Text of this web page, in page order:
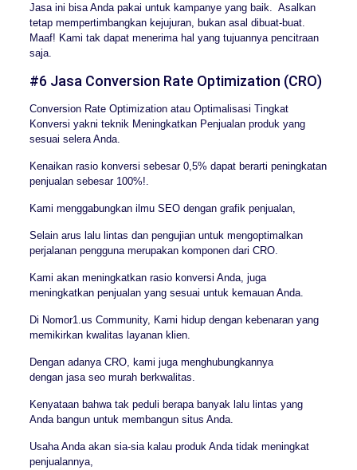
Jasa ini bisa Anda pakai untuk kampanye yang baik. Asalkan
tetap mempertimbangkan kejujuran, bukan asal dibuat-buat.
Maaf! Kami tak dapat menerima hal yang tujuannya pencitraan
saja.
#6 Jasa Conversion Rate Optimization (CRO)
Conversion Rate Optimization atau Optimalisasi Tingkat
Konversi yakni teknik Meningkatkan Penjualan produk yang
sesuai selera Anda.
Kenaikan rasio konversi sebesar 0,5% dapat berarti peningkatan
penjualan sebesar 100%!.
Kami menggabungkan ilmu SEO dengan grafik penjualan,
Selain arus lalu lintas dan pengujian untuk mengoptimalkan
perjalanan pengguna merupakan komponen dari CRO.
Kami akan meningkatkan rasio konversi Anda, juga
meningkatkan penjualan yang sesuai untuk kemauan Anda.
Di Nomor1.us Community, Kami hidup dengan kebenaran yang
memikirkan kwalitas layanan klien.
Dengan adanya CRO, kami juga menghubungkannya
dengan jasa seo murah berkwalitas.
Kenyataan bahwa tak peduli berapa banyak lalu lintas yang
Anda bangun untuk membangun situs Anda.
Usaha Anda akan sia-sia kalau produk Anda tidak meningkat
penjualannya,